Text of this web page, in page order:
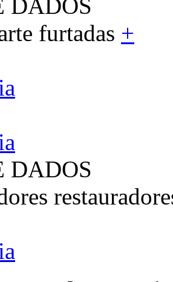
DADOS
furtadas +
DADOS